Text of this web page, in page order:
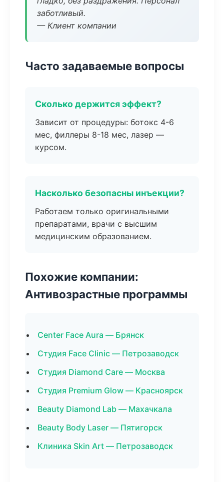
заботливый.
— Клиент компании
Часто задаваемые вопросы
Сколько держится эффект?
Зависит от процедуры: ботокс 4-6
мес, филлеры 8-18 мес, лазер —
курсом.
Насколько безопасны инъекции?
Работаем только оригинальными
препаратами, врачи с высшим
медицинским образованием.
Похожие компании:
Антивозрастные программы
Center Face Aura — Брянск
Студия Face Clinic — Петрозаводск
Студия Diamond Care — Москва
Студия Premium Glow — Красноярск
Beauty Diamond Lab — Махачкала
Beauty Body Laser — Пятигорск
Клиника Skin Art — Петрозаводск